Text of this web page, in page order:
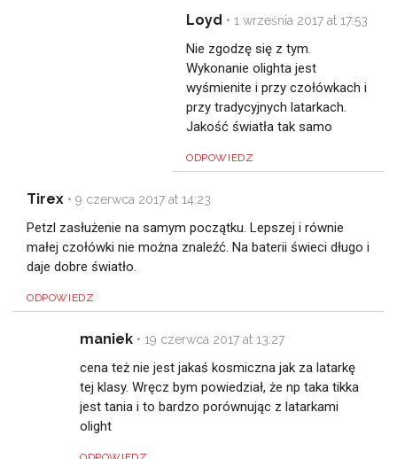
Loyd • 1 września 2017 at 17:53
Nie zgodzę się z tym.
Wykonanie olighta jest
wyśmienite i przy czołówkach i
przy tradycyjnych latarkach.
Jakość światła tak samo
ODPOWIEDZ
Tirex • 9 czerwca 2017 at 14:23
Petzl zasłużenie na samym początku. Lepszej i równie
małej czołówki nie można znaleźć. Na baterii świeci długo i
daje dobre światło.
ODPOWIEDZ
maniek • 19 czerwca 2017 at 13:27
cena też nie jest jakaś kosmiczna jak za latarkę
tej klasy. Wręcz bym powiedział, że np taka tikka
jest tania i to bardzo porównując z latarkami
olight